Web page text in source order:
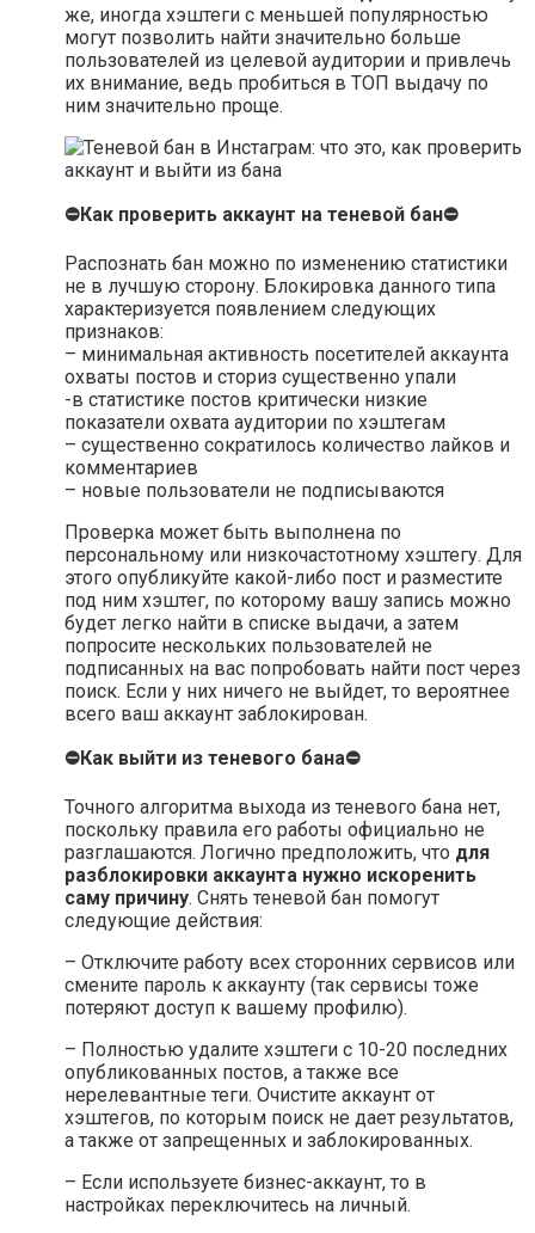
же, иногда хэштеги с меньшей популярностью
могут позволить найти значительно больше
пользователей из целевой аудитории и привлечь
их внимание, ведь пробиться в ТОП выдачу по
ним значительно проще.
⛔Как проверить аккаунт на теневой бан⛔
Распознать бан можно по изменению статистики
не в лучшую сторону. Блокировка данного типа
характеризуется появлением следующих
признаков:
– минимальная активность посетителей аккаунта
охваты постов и сториз существенно упали
-в статистике постов критически низкие
показатели охвата аудитории по хэштегам
– существенно сократилось количество лайков и
комментариев
– новые пользователи не подписываются
Проверка может быть выполнена по
персональному или низкочастотному хэштегу. Для
этого опубликуйте какой-либо пост и разместите
под ним хэштег, по которому вашу запись можно
будет легко найти в списке выдачи, а затем
попросите нескольких пользователей не
подписанных на вас попробовать найти пост через
поиск. Если у них ничего не выйдет, то вероятнее
всего ваш аккаунт заблокирован.
⛔Как выйти из теневого бана⛔
Точного алгоритма выхода из теневого бана нет,
поскольку правила его работы официально не
разглашаются. Логично предположить, что для
разблокировки аккаунта нужно искоренить
саму причину. Снять теневой бан помогут
следующие действия:
– Отключите работу всех сторонних сервисов или
смените пароль к аккаунту (так сервисы тоже
потеряют доступ к вашему профилю).
– Полностью удалите хэштеги с 10-20 последних
опубликованных постов, а также все
нерелевантные теги. Очистите аккаунт от
хэштегов, по которым поиск не дает результатов,
а также от запрещенных и заблокированных.
– Если используете бизнес-аккаунт, то в
настройках переключитесь на личный.